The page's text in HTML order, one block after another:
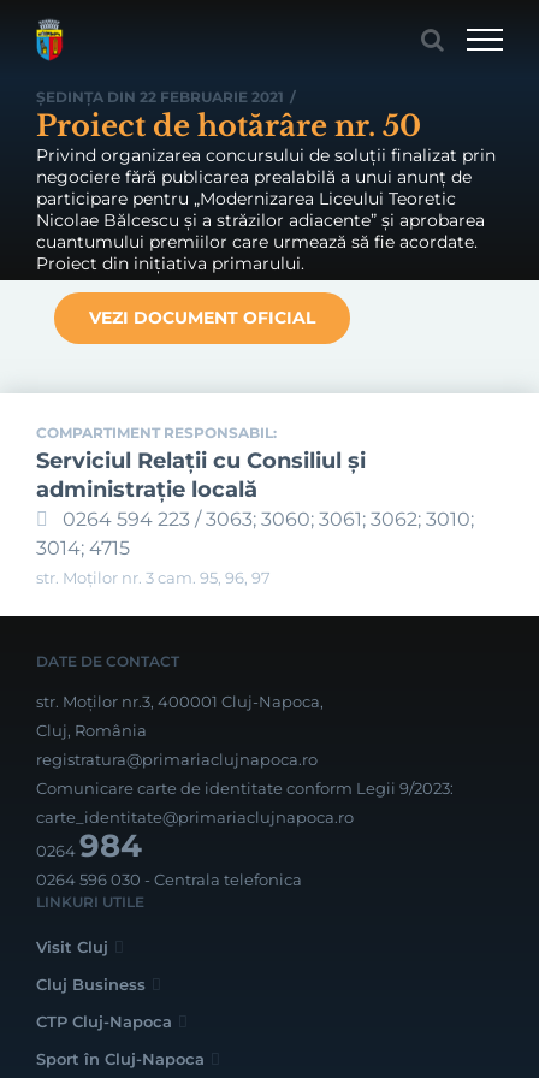
ȘEDINȚA DIN 22 FEBRUARIE 2021 /
Proiect de hotărâre nr. 50
Privind organizarea concursului de soluții finalizat prin
negociere fără publicarea prealabilă a unui anunț de
participare pentru „Modernizarea Liceului Teoretic
Nicolae Bălcescu și a străzilor adiacente” și aprobarea
cuantumului premiilor care urmează să fie acordate.
Proiect din inițiativa primarului.
VEZI DOCUMENT OFICIAL
COMPARTIMENT RESPONSABIL:
Serviciul Relaţii cu Consiliul şi
administraţie locală
0264 594 223 / 3063; 3060; 3061; 3062; 3010;
3014; 4715
str. Moților nr. 3 cam. 95, 96, 97
DATE DE CONTACT
str. Moților nr.3, 400001 Cluj-Napoca,
Cluj, România
registratura@primariaclujnapoca.ro
Comunicare carte de identitate conform Legii 9/2023:
carte_identitate@primariaclujnapoca.ro
0264984
0264 596 030 - Centrala telefonica
LINKURI UTILE
Visit Cluj
Cluj Business
CTP Cluj-Napoca
Sport în Cluj-Napoca